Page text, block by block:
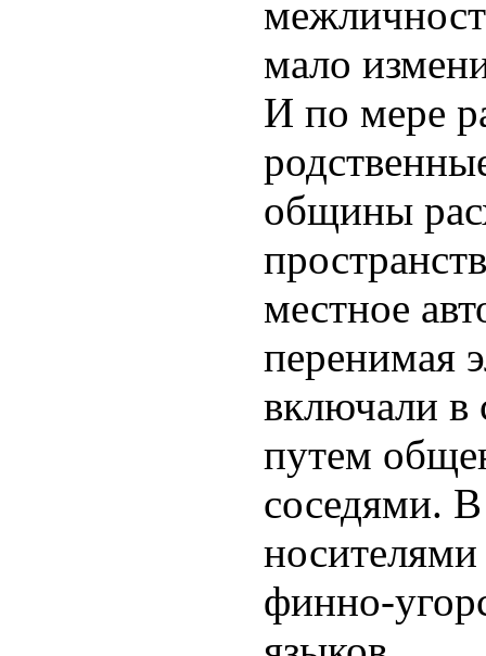
мало
И по мере
общины
местное
перенимая
включали в
путем
соседями.
финно-